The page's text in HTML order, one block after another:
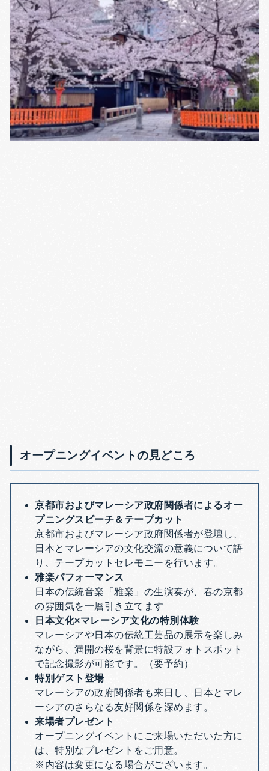
オープニングイベントの見どころ
京都市およびマレーシア政府関係者によるオー
プニングスピーチ＆テープカット
京都市およびマレーシア政府関係者が登壇し、
日本とマレーシアの文化交流の意義について語
り、テープカットセレモニーを行います。
雅楽パフォーマンス
日本の伝統音楽「雅楽」の生演奏が、春の京都
の雰囲気を一層引き立てます
日本文化×マレーシア文化の特別体験
マレーシアや日本の伝統工芸品の展示を楽しみ
ながら、満開の桜を背景に特設フォトスポット
で記念撮影が可能です。（要予約）
特別ゲスト登場
マレーシアの政府関係者も来日し、日本とマレ
ーシアのさらなる友好関係を深めます。
来場者プレゼント
オープニングイベントにご来場いただいた方に
は、特別なプレゼントをご用意。
※内容は変更になる場合がございます。